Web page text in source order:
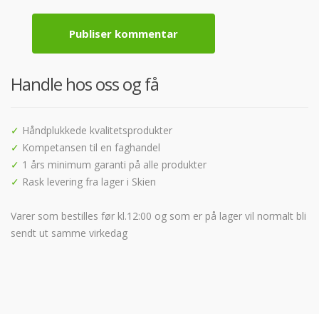
Handle hos oss og få
✓ Håndplukkede kvalitetsprodukter
✓ Kompetansen til en faghandel
✓ 1 års minimum garanti på alle produkter
✓ Rask levering fra lager i Skien
Varer som bestilles før kl.12:00 og som er på lager vil normalt bli
sendt ut samme virkedag